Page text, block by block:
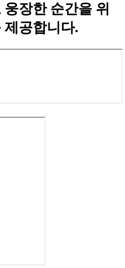
장한 순간을 위
제공합니다.